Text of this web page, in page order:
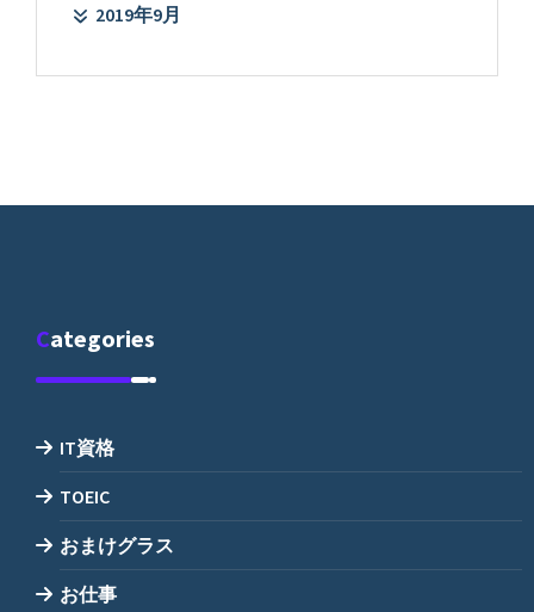
2019年9月
Categories
IT資格
TOEIC
おまけグラス
お仕事